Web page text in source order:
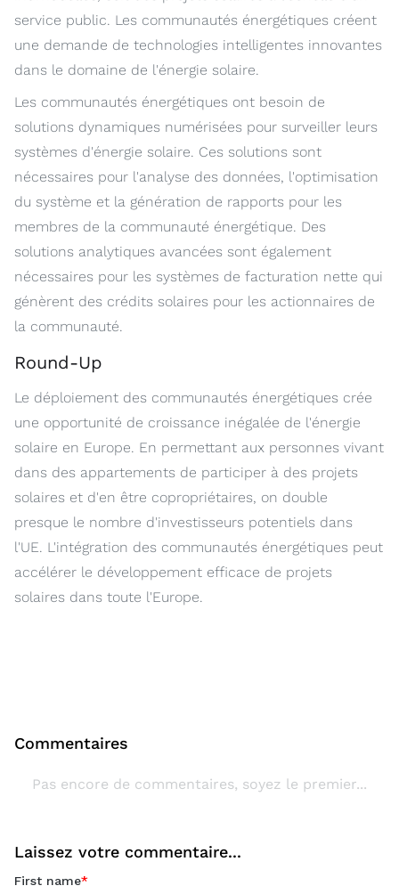
service public. Les communautés énergétiques créent
une demande de technologies intelligentes innovantes
dans le domaine de l'énergie solaire.
Les communautés énergétiques ont besoin de
solutions dynamiques numérisées pour surveiller leurs
systèmes d'énergie solaire. Ces solutions sont
nécessaires pour l'analyse des données, l'optimisation
du système et la génération de rapports pour les
membres de la communauté énergétique. Des
solutions analytiques avancées sont également
nécessaires pour les systèmes de facturation nette qui
génèrent des crédits solaires pour les actionnaires de
la communauté.
Round-Up
Le déploiement des communautés énergétiques crée
une opportunité de croissance inégalée de l'énergie
solaire en Europe. En permettant aux personnes vivant
dans des appartements de participer à des projets
solaires et d'en être copropriétaires, on double
presque le nombre d'investisseurs potentiels dans
l'UE. L'intégration des communautés énergétiques peut
accélérer le développement efficace de projets
solaires dans toute l'Europe.
Commentaires
Pas encore de commentaires, soyez le premier...
Laissez votre commentaire...